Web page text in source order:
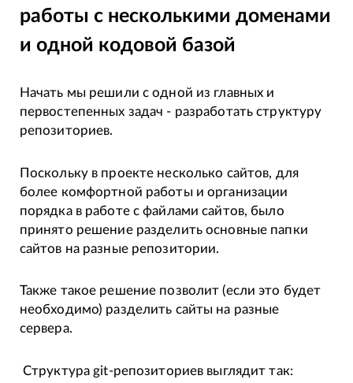
работы с несколькими доменами
и одной кодовой базой
Начать мы решили с одной из главных и
первостепенных задач - разработать структуру
репозиториев.
Поскольку в проекте несколько сайтов, для
более комфортной работы и организации
порядка в работе с файлами сайтов, было
принято решение разделить основные папки
сайтов на разные репозитории.
Также такое решение позволит (если это будет
необходимо) разделить сайты на разные
сервера.
Структура git-репозиториев выглядит так: